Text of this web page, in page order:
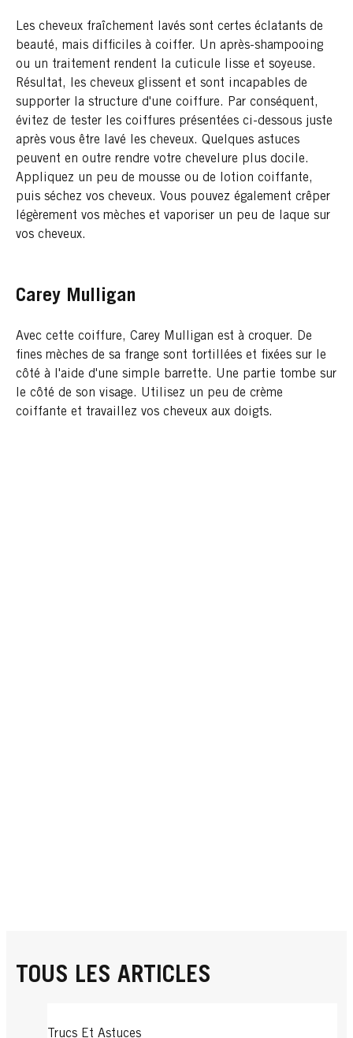
Les cheveux fraîchement lavés sont certes éclatants de
beauté, mais difficiles à coiffer. Un après-shampooing
ou un traitement rendent la cuticule lisse et soyeuse.
Résultat, les cheveux glissent et sont incapables de
supporter la structure d'une coiffure. Par conséquent,
évitez de tester les coiffures présentées ci-dessous juste
après vous être lavé les cheveux. Quelques astuces
peuvent en outre rendre votre chevelure plus docile.
Appliquez un peu de mousse ou de lotion coiffante,
puis séchez vos cheveux. Vous pouvez également crêper
légèrement vos mèches et vaporiser un peu de laque sur
vos cheveux.
Carey Mulligan
Avec cette coiffure, Carey Mulligan est à croquer. De
fines mèches de sa frange sont tortillées et fixées sur le
côté à l'aide d'une simple barrette. Une partie tombe sur
le côté de son visage. Utilisez un peu de crème
coiffante et travaillez vos cheveux aux doigts.
TOUS LES ARTICLES
Trucs Et Astuces